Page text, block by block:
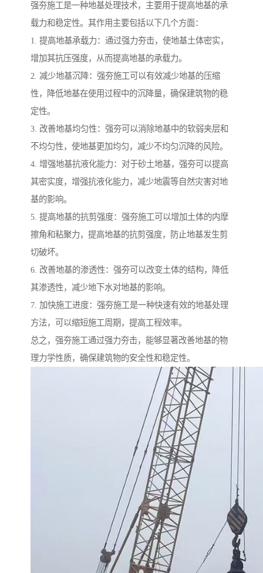
强夯施工是一种地基处理技术，主要用于提高地基的承
载力和稳定性。其作用主要包括以下几个方面：
1. 提高地基承载力：通过强力夯击，使地基土体密实，
增加其抗压强度，从而提高地基的承载力。
2. 减少地基沉降：强夯施工可以有效减少地基的压缩
性，降低地基在使用过程中的沉降量，确保建筑物的稳
定性。
3. 改善地基均匀性：强夯可以消除地基中的软弱夹层和
不均匀性，使地基更加均匀，减少不均匀沉降的风险。
4. 增强地基抗液化能力：对于砂土地基，强夯可以提高
其密实度，增强抗液化能力，减少地震等自然灾害对地
基的影响。
5. 提高地基的抗剪强度：强夯施工可以增加土体的内摩
擦角和粘聚力，提高地基的抗剪强度，防止地基发生剪
切破坏。
6. 改善地基的渗透性：强夯可以改变土体的结构，降低
其渗透性，减少地下水对地基的影响。
7. 加快施工进度：强夯施工是一种快速有效的地基处理
方法，可以缩短施工周期，提高工程效率。
总之，强夯施工通过强力夯击，能够显著改善地基的物
理力学性质，确保建筑物的安全性和稳定性。